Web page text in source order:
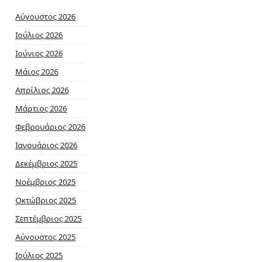
Αύγουστος 2026
Ιούλιος 2026
Ιούνιος 2026
Μάιος 2026
Απρίλιος 2026
Μάρτιος 2026
Φεβρουάριος 2026
Ιανουάριος 2026
Δεκέμβριος 2025
Νοέμβριος 2025
Οκτώβριος 2025
Σεπτέμβριος 2025
Αύγουστος 2025
Ιούλιος 2025